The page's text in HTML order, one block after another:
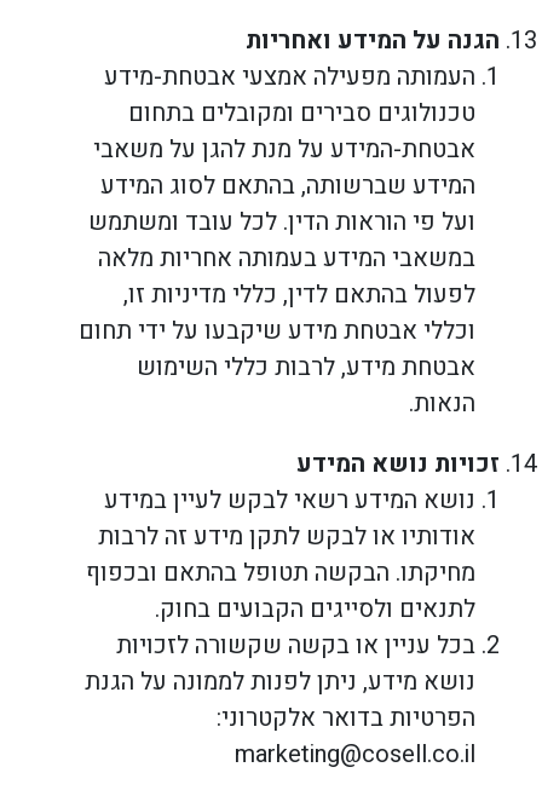
הגנה על המידע ואחריות
העמותה מפעילה אמצעי אבטחת-מידע
טכנולוגים סבירים ומקובלים בתחום
אבטחת-המידע על מנת להגן על משאבי
המידע שברשותה, בהתאם לסוג המידע
ועל פי הוראות הדין. לכל עובד ומשתמש
במשאבי המידע בעמותה אחריות מלאה
לפעול בהתאם לדין, כללי מדיניות זו,
וכללי אבטחת מידע שיקבעו על ידי תחום
אבטחת מידע, לרבות כללי השימוש
הנאות.
זכויות נושא המידע
נושא המידע רשאי לבקש לעיין במידע
אודותיו או לבקש לתקן מידע זה לרבות
מחיקתו. הבקשה תטופל בהתאם ובכפוף
לתנאים ולסייגים הקבועים בחוק.
בכל עניין או בקשה שקשורה לזכויות
נושא מידע, ניתן לפנות לממונה על הגנת
הפרטיות בדואר אלקטרוני:
marketing@cosell.co.il